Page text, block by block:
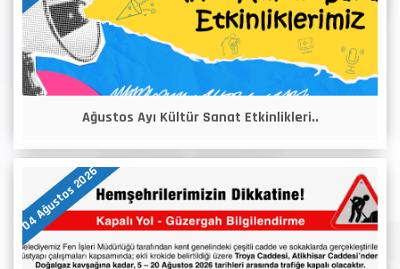
Ağustos Ayı Kültür Sanat Etkinlikleri..
04 Ağustos 2026